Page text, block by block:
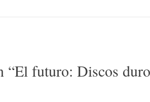
“El futuro: Discos